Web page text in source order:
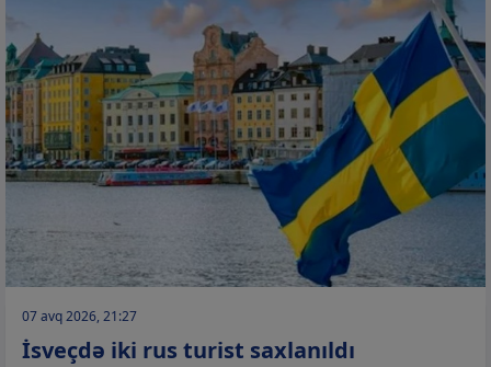
07 avq 2026, 21:27
İsveçdə iki rus turist saxlanıldı